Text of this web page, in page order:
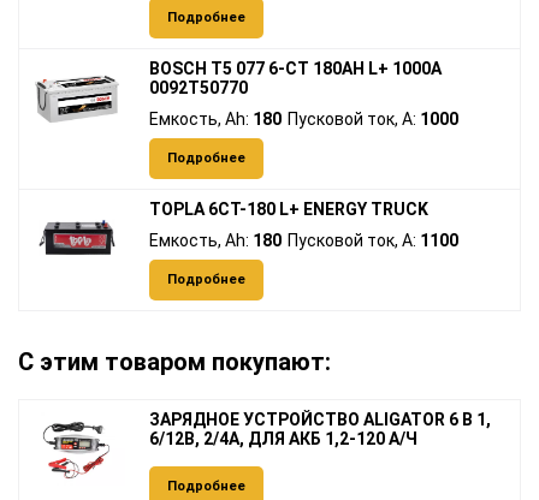
Подробнее
BOSCH T5 077 6-СТ 180AH L+ 1000A
0092T50770
Емкость, Ah: 180 Пусковой ток, A: 1000
Подробнее
TOPLA 6СТ-180 L+ ENERGY TRUCK
Емкость, Ah: 180 Пусковой ток, A: 1100
Подробнее
С этим товаром покупают:
ЗАРЯДНОЕ УСТРОЙСТВО ALIGATOR 6 В 1,
6/12В, 2/4А, ДЛЯ АКБ 1,2-120 А/Ч
Подробнее